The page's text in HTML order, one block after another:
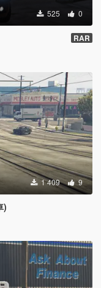
525 0
RAR
1 409 9
)